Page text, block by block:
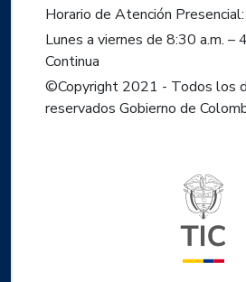
Horario de Atención Presencial:
Lunes a viernes de 8:30 a.m. –
Continua
©Copyright 2021 - Todos los
reservados Gobierno de